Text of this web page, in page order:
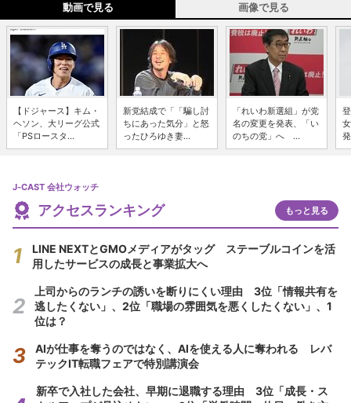
動画で見る 画像で見る
【ドジャース】キム・
ヘソン、大リーグ公式
「PSロースタ...
新党結成で「「騙し討
ちにあった気分」と怒
ったひろゆき妻...
「れいわ新選組」が党
名の変更を発表、「い
のちの党」へ ...
J-CAST 会社ウォッチ
アクセスランキング もっと見る
LINE NEXTとGMOメディアがタッグ ステーブルコインを活
用したサービスの成長と事業拡大へ
上司からのランチの誘いを断りにくい理由 3位「情報共有を
逃したくない」、2位「職場の雰囲気を悪くしたくない」、1
位は？
AIが仕事を奪うのではなく、AIを使える人に奪われる レバ
テックIT転職フェアで特別講演会
新卒で入社した会社、早期に退職する理由 3位「成長・ス